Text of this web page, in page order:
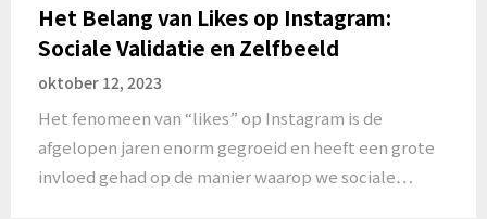
Het Belang van Likes op Instagram:
Sociale Validatie en Zelfbeeld
oktober 12, 2023
Het fenomeen van “likes” op Instagram is de
afgelopen jaren enorm gegroeid en heeft een grote
invloed gehad op de manier waarop we sociale…